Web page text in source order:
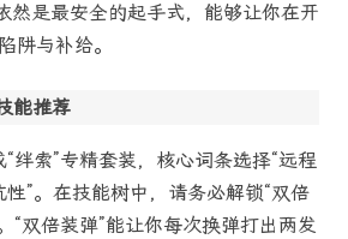
然是最安全的起手式，能够让你在开
阱与补给。
能推荐
“绊索”专精套装，核心词条选择“远程
性”。在技能树中，请务必解锁“双倍
“双倍装弹”能让你每次换弹打出两发